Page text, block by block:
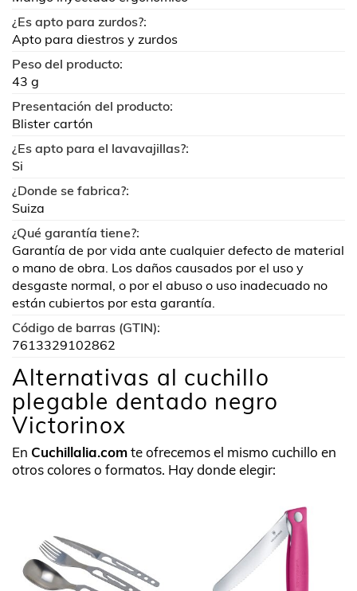
¿Es apto para zurdos?:
Apto para diestros y zurdos
Peso del producto:
43 g
Presentación del producto:
Blister cartón
¿Es apto para el lavavajillas?:
Si
¿Donde se fabrica?:
Suiza
¿Qué garantía tiene?:
Garantía de por vida ante cualquier defecto de material
o mano de obra. Los daños causados por el uso y
desgaste normal, o por el abuso o uso inadecuado no
están cubiertos por esta garantía.
Código de barras (GTIN):
7613329102862
Alternativas al cuchillo
plegable dentado negro
Victorinox
En Cuchillalia.comte ofrecemos el mismo cuchillo en
otros colores o formatos. Hay donde elegir: